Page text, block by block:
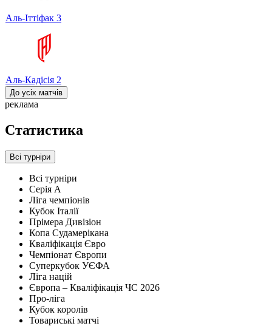
Аль-Іттіфак 3
Аль-Кадісія 2
До усіх матчів
реклама
Статистика
Всі турніри
Всі турніри
Серія А
Ліга чемпіонів
Кубок Італії
Прімера Дивізіон
Копа Судамерікана
Кваліфікація Євро
Чемпіонат Європи
Суперкубок УЄФА
Ліга націй
Європа – Кваліфікація ЧС 2026
Про-ліга
Кубок королів
Товариські матчі